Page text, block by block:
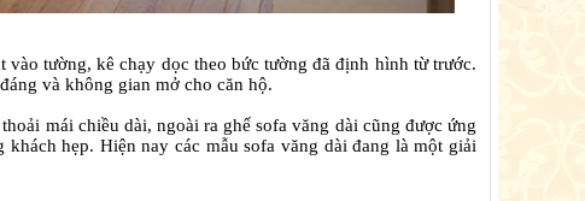
tường, kê chạy dọc theo bức tường đã định hình từ trước.
và không gian mở cho căn hộ.
mái chiều dài, ngoài ra ghế sofa văng dài cũng được ứng
hẹp. Hiện nay các mẫu sofa văng dài đang là một giải